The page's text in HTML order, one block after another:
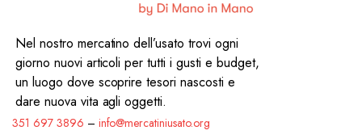
Nel nostro mercatino dell’usato trovi ogni
giorno nuovi articoli per tutti i gusti e budget,
un luogo dove scoprire tesori nascosti e
dare nuova vita agli oggetti.
351 697 3896 – info@mercatiniusato.org